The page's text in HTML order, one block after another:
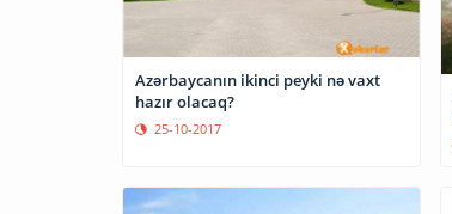
Azərbaycanın ikinci peyki nə vaxt
hazır olacaq?
25-10-2017